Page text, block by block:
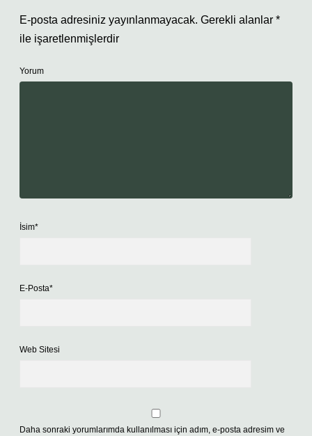
E-posta adresiniz yayınlanmayacak. Gerekli alanlar *
ile işaretlenmişlerdir
Yorum
İsim*
E-Posta*
Web Sitesi
Daha sonraki yorumlarımda kullanılması için adım, e-posta adresim ve